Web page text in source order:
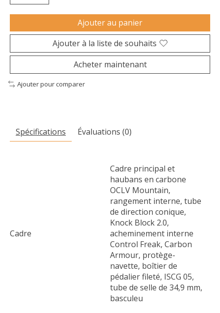
Ajouter au panier
Ajouter à la liste de souhaits
Acheter maintenant
Ajouter pour comparer
Spécifications Évaluations (0)
Cadre
Cadre principal et
haubans en carbone
OCLV Mountain,
rangement interne, tube
de direction conique,
Knock Block 2.0,
acheminement interne
Control Freak, Carbon
Armour, protège-
navette, boîtier de
pédalier fileté, ISCG 05,
tube de selle de 34,9 mm,
basculeu